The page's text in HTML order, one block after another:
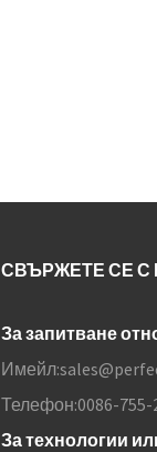
СВЪРЖЕТЕ СЕ С
За запитване
Имейл:
Телефон:0086-755-
За технологии